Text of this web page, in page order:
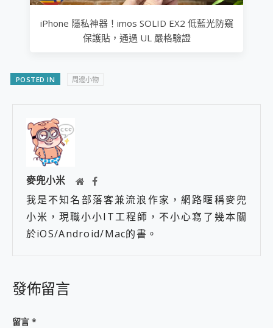
iPhone 隱私神器！imos SOLID EX2 低藍光防窺
保護貼，通過 UL 嚴格驗證
POSTED IN 周邊小物
麥兜小米
我是不知名部落客兼流浪作家，網路暱稱麥兜
小米，現職小小IT工程師，不小心寫了幾本關
於iOS/Android/Mac的書。
發佈留言
留言 *